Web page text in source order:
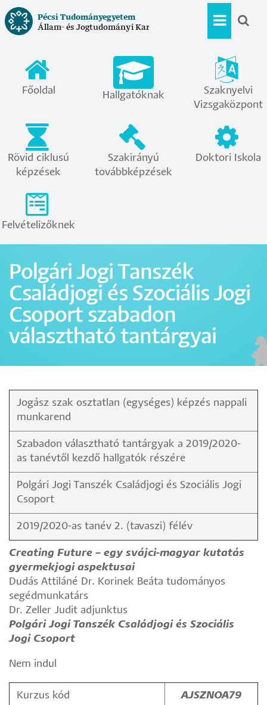
Ugrás
a
tartalomra
Pécsi Tudományegyetem
Állam- és Jogtudományi Kar
menü
Főoldal Hallgatóknak
Szaknyelvi
Vizsgaközpont
Rövid ciklusú
képzések
Szakirányú
továbbképzések
Doktori Iskola
Felvételizőknek
Polgári Jogi Tanszék
Családjogi és Szociális Jogi
Csoport szabadon
választható tantárgyai
Jogász szak osztatlan (egységes) képzés nappali
munkarend
Szabadon választható tantárgyak a 2019/2020-
as tanévtől kezdő hallgatók részére
Polgári Jogi Tanszék Családjogi és Szociális Jogi
Csoport
2019/2020-as tanév 2. (tavaszi) félév
Creating Future – egy svájci-magyar kutatás
gyermekjogi aspektusai
Dudás Attiláné Dr. Korinek Beáta tudományos
segédmunkatárs
Dr. Zeller Judit adjunktus
Polgári Jogi Tanszék Családjogi és Szociális
Jogi Csoport
Nem indul
Kurzus kód AJSZNOA79